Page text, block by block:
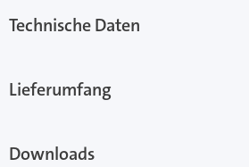
Technische Daten
Lieferumfang
Downloads